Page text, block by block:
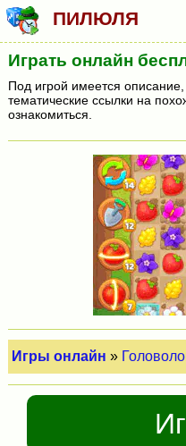
ПИЛЮЛЯ
Играть онлайн
Под игрой имеется
тематические ссылки на
ознакомиться.
Игры онлайн »